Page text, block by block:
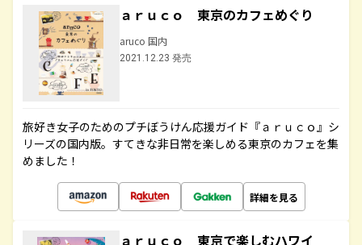
ａｒｕｃｏ 東京のカフェめぐり
aruco 国内
2021.12.23 発売
旅好き女子のためのプチぼうけん応援ガイド『ａｒｕｃｏ』シ
リーズの国内版。すてきな非日常を楽しめる東京のカフェを集
めました！
詳細を見る
ａｒｕｃｏ 東京で楽しむハワイ